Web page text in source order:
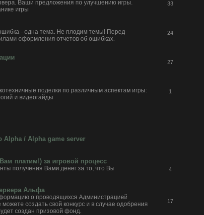
Ваши предложения по улучшению игры.
игры
33
- одна тема. Не плодим темы! Перед
оформления отчетов об ошибках.
24
27
поделки по различным аспектам игры:
и видеогайды
1
Alpha / Alpha game server
платим!) за игровой процесс
получения Вами денег за то, что Вы
4
Альфа
о проводящихся Администрацией
создать свой конкурс и в случае одобрения
создан призовой фонд.
17